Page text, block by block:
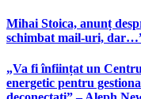
Mihai Stoica, anunț
schimbat mail-uri,
„Va fi înființat un
energetic pentru